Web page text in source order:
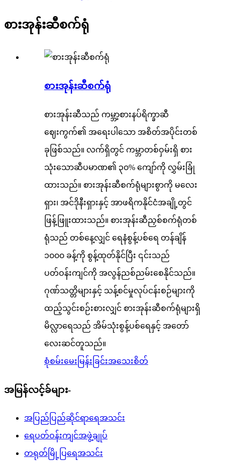
စားအုန်းဆီစက်ရုံ
စားအုန်းဆီစက်ရုံ
စားအုန်းဆီသည် ကမ္ဘာ့စားနပ်ရိက္ခာဆီ
ဈေးကွက်၏ အရေးပါသော အစိတ်အပိုင်းတစ်
ခုဖြစ်သည်။ လက်ရှိတွင် ကမ္ဘာတစ်ဝှမ်းရှိ စား
သုံးသောဆီပမာဏ၏ ၃၀% ကျော်ကို လွှမ်းခြုံ
ထားသည်။ စားအုန်းဆီစက်ရုံများစွာကို မလေး
ရှား၊ အင်ဒိုနီးရှားနှင့် အာဖရိကနိုင်ငံအချို့တွင်
ဖြန့်ဖြူးထားသည်။ စားအုန်းဆီညှစ်စက်ရုံတစ်
ရုံသည် တစ်နေ့လျှင် ရေနံစွန့်ပစ်ရေ တန်ချိန်
၁၀၀၀ ခန့်ကို စွန့်ထုတ်နိုင်ပြီး ၎င်းသည်
ပတ်ဝန်းကျင်ကို အလွန်ညစ်ညမ်းစေနိုင်သည်။
ဂုဏ်သတ္တိများနှင့် သန့်စင်မှုလုပ်ငန်းစဉ်များကို
ထည့်သွင်းစဉ်းစားလျှင် စားအုန်းဆီစက်ရုံများရှိ
မိလ္လာရေသည် အိမ်သုံးစွန့်ပစ်ရေနှင့် အတော်
လေးဆင်တူသည်။
စုံစမ်းမေးမြန်းခြင်းအသေးစိတ်
အမြန်လင့်ခ်များ-
အပြည်ပြည်ဆိုင်ရာရေအသင်း
ရေပတ်ဝန်းကျင်အဖွဲ့ချုပ်
တရုတ်မြို့ပြရေအသင်း